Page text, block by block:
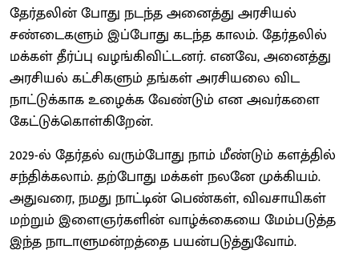
தேர்தலின் போது நடந்த அனைத்து அரசியல்
சண்டைகளும் இப்போது கடந்த காலம். தேர்தலில்
மக்கள் தீர்ப்பு வழங்கிவிட்டனர். எனவே, அனைத்து
அரசியல் கட்சிகளும் தங்கள் அரசியலை விட
நாட்டுக்காக உழைக்க வேண்டும் என அவர்களை
கேட்டுக்கொள்கிறேன்.
2029-ல் தேர்தல் வரும்போது நாம் மீண்டும் களத்தில்
சந்திக்கலாம். தற்போது மக்கள் நலனே முக்கியம்.
அதுவரை, நமது நாட்டின் பெண்கள், விவசாயிகள்
மற்றும் இளைஞர்களின் வாழ்க்கையை மேம்படுத்த
இந்த நாடாளுமன்றத்தை பயன்படுத்துவோம்.